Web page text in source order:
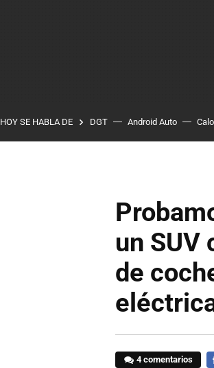
HOY SE HABLA DE DGT Android Auto
un SUV
de
4 comentarios